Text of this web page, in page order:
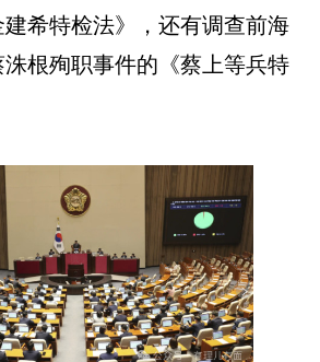
建希特检法》，还有调查前海
根殉职事件的《蔡上等兵特